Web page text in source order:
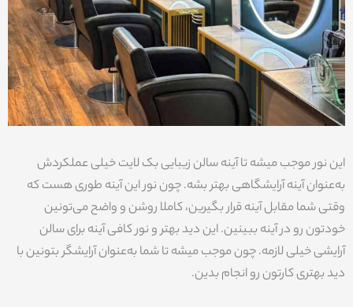
این نور موجب میشه تا آینه سالن زیبایی بک لایت خیلی عملکردش
به‌عنوان آینه آرایشگاهی بهتر بشه. چون نور این آینه طوری هست که
وقتی شما مقابل آینه قرار بگیرین، کاملا روشن و واضح می‌تونین
خودتون رو در آینه ببینین. این دید بهتر و نور کافی آینه برای سالن
آرایشی خیلی لازمه. چون موجب میشه تا شما به‌عنوان آرایشگر بتونین با
دید بهتری کارتون رو انجام بدین.